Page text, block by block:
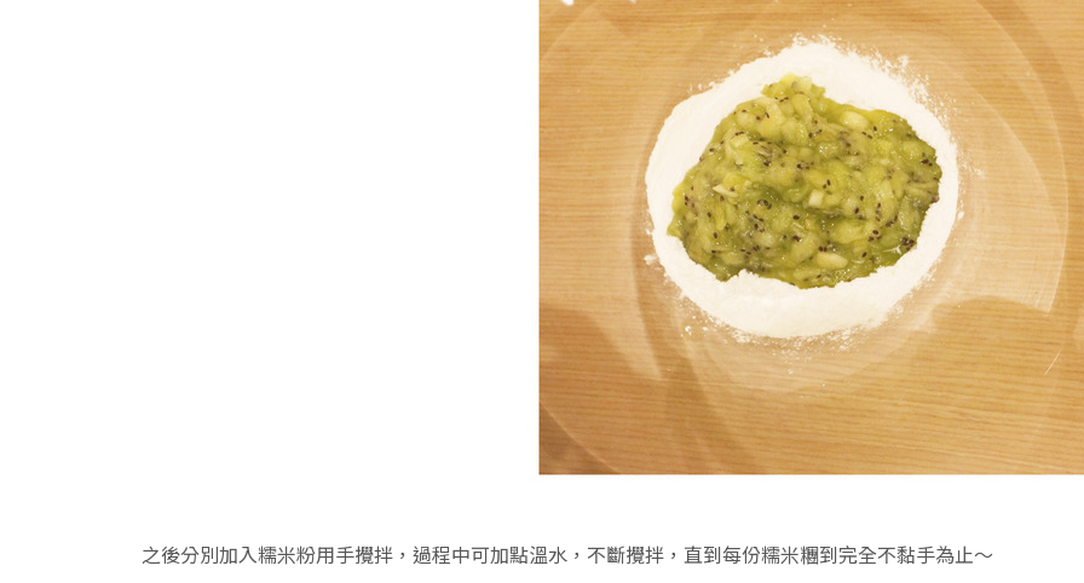
之後分別加入糯米粉用手攪拌，過程中可加點溫水，不斷攪拌，直到每份糯米糰到完全不黏手為止～